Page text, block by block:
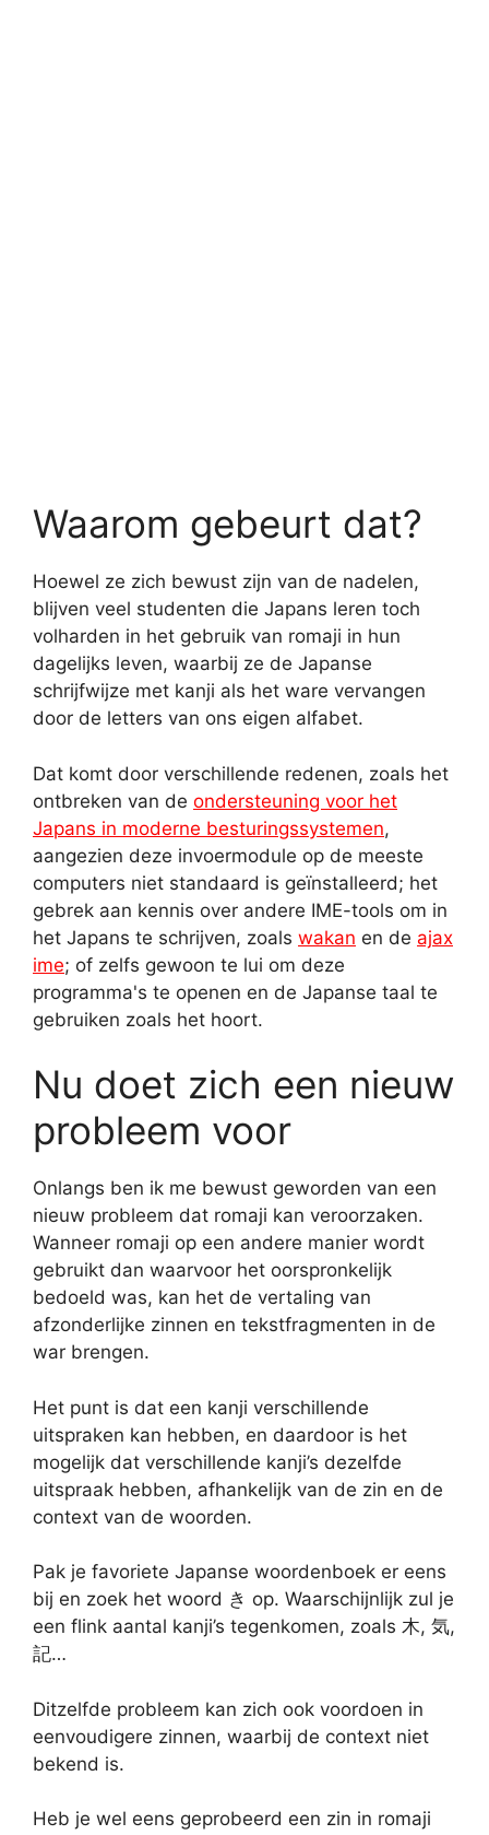
Waarom gebeurt dat?
Hoewel ze zich bewust zijn van de nadelen,
blijven veel studenten die Japans leren toch
volharden in het gebruik van romaji in hun
dagelijks leven, waarbij ze de Japanse
schrijfwijze met kanji als het ware vervangen
door de letters van ons eigen alfabet.
Dat komt door verschillende redenen, zoals het
ontbreken van de ondersteuning voor het
Japans in moderne besturingssystemen,
aangezien deze invoermodule op de meeste
computers niet standaard is geïnstalleerd; het
gebrek aan kennis over andere IME-tools om in
het Japans te schrijven, zoals wakan en de ajax
ime; of zelfs gewoon te lui om deze
programma's te openen en de Japanse taal te
gebruiken zoals het hoort.
Nu doet zich een nieuw
probleem voor
Onlangs ben ik me bewust geworden van een
nieuw probleem dat romaji kan veroorzaken.
Wanneer romaji op een andere manier wordt
gebruikt dan waarvoor het oorspronkelijk
bedoeld was, kan het de vertaling van
afzonderlijke zinnen en tekstfragmenten in de
war brengen.
Het punt is dat een kanji verschillende
uitspraken kan hebben, en daardoor is het
mogelijk dat verschillende kanji’s dezelfde
uitspraak hebben, afhankelijk van de zin en de
context van de woorden.
Pak je favoriete Japanse woordenboek er eens
bij en zoek het woord き op. Waarschijnlijk zul je
een flink aantal kanji’s tegenkomen, zoals 木, 気,
記…
Ditzelfde probleem kan zich ook voordoen in
eenvoudigere zinnen, waarbij de context niet
bekend is.
Heb je wel eens geprobeerd een zin in romaji